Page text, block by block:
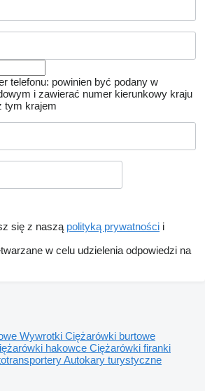
telefonu: powinien być podany w
i zawierać numer kierunkowy kraju
tym krajem
się z naszą polityką prywatności i
w celu udzielenia odpowiedzi na
Wywrotki Ciężarówki burtowe
hakowce Ciężarówki firanki
Autokary turystyczne